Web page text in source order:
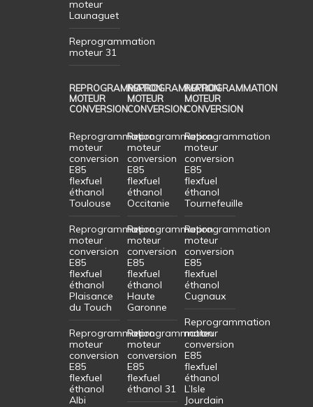
moteur
Launaguet
Reprogrammation
moteur 31
REPROGRAMMATION
MOTEUR
CONVERSION
Reprogrammation
moteur
conversion
E85
flexfuel
éthanol
Toulouse
Reprogrammation
moteur
conversion
E85
flexfuel
éthanol
Plaisance
du Touch
Reprogrammation
moteur
conversion
E85
flexfuel
éthanol
Albi
REPROGRAMMATION
MOTEUR
CONVERSION
Reprogrammation
moteur
conversion
E85
flexfuel
éthanol
Occitanie
Reprogrammation
moteur
conversion
E85
flexfuel
éthanol
Haute
Garonne
Reprogrammation
moteur
conversion
E85
flexfuel
éthanol 31
REPROGRAMMATION
MOTEUR
CONVERSION
Reprogrammation
moteur
conversion
E85
flexfuel
éthanol
Tournefeuille
Reprogrammation
moteur
conversion
E85
flexfuel
éthanol
Cugnaux
Reprogrammation
moteur
conversion
E85
flexfuel
éthanol
L’Isle
Jourdain